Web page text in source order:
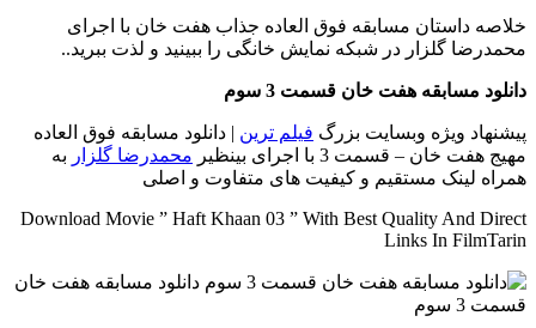
خلاصه داستان مسابقه فوق العاده جذاب هفت خان با اجرای
محمدرضا گلزار در شبکه نمایش خانگی را ببینید و لذت ببرید..
دانلود مسابقه هفت خان قسمت 3 سوم
پیشنهاد ویژه وبسایت بزرگ فیلم ترین | دانلود مسابقه فوق العاده
مهیج هفت خان – قسمت 3 با اجرای بینظیر
محمدرضا گلزار به
همراه لینک مستقیم و کیفیت های متفاوت و اصلی
Download Movie ” Haft Khaan 03 ” With Best Quality And Direct
Links In FilmTarin